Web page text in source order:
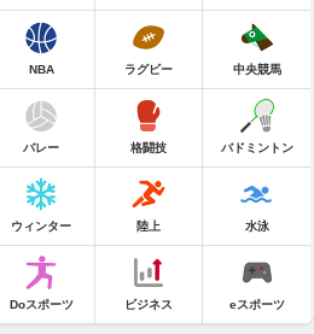
NBA ラグビー 中央競馬
バレー 格闘技 バドミントン
ウィンター 陸上 水泳
Doスポーツ ビジネス eスポーツ